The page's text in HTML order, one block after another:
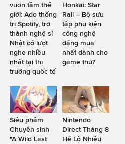
vươn tầm thế
giới: Ado thống
trị Spotify, trở
thành nghệ sĩ
Nhật có lượt
nghe nhiều
nhất tại thị
trường quốc tế
Honkai: Star
Rail – Bộ sưu
tập phụ kiện
công nghệ
đáng mua
nhất dành cho
game thủ?
Siêu phẩm
Chuyển sinh
"A Wild Last
Nintendo
Direct Tháng 8
Hé Lộ Nhiều